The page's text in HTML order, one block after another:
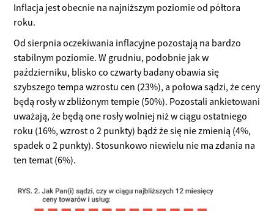
Inflacja jest obecnie na najniższym poziomie od półtora
roku.
Od sierpnia oczekiwania inflacyjne pozostają na bardzo
stabilnym poziomie. W grudniu, podobnie jak w
październiku, blisko co czwarty badany obawia się
szybszego tempa wzrostu cen (23%), a połowa sądzi, że ceny
będą rosły w zbliżonym tempie (50%). Pozostali ankietowani
uważają, że będą one rosły wolniej niż w ciągu ostatniego
roku (16%, wzrost o 2 punkty) bądź że się nie zmienią (4%,
spadek o 2 punkty). Stosunkowo niewielu nie ma zdania na
ten temat (6%).